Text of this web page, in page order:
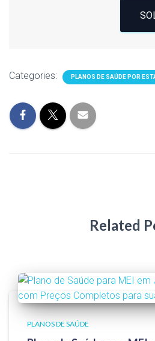
Categories: PLANOS DE SAÚDE POR
Related
PLANOS DE SAÚDE